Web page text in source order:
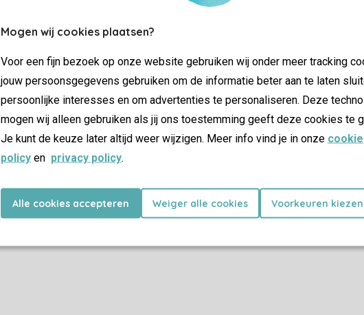
Mogen wij cookies plaatsen?
Voor een fijn bezoek op onze website gebruiken wij onder meer tracking
jouw persoonsgegevens gebruiken om de informatie beter aan te laten
persoonlijke interesses en om advertenties te personaliseren. Deze
mogen wij alleen gebruiken als jij ons toestemming geeft deze cookies te
Je kunt de keuze later altijd weer wijzigen. Meer info vind je in onze cookie
policy en privacy policy.
Alle cookies accepteren Weiger alle cookies Voorkeuren kiezen